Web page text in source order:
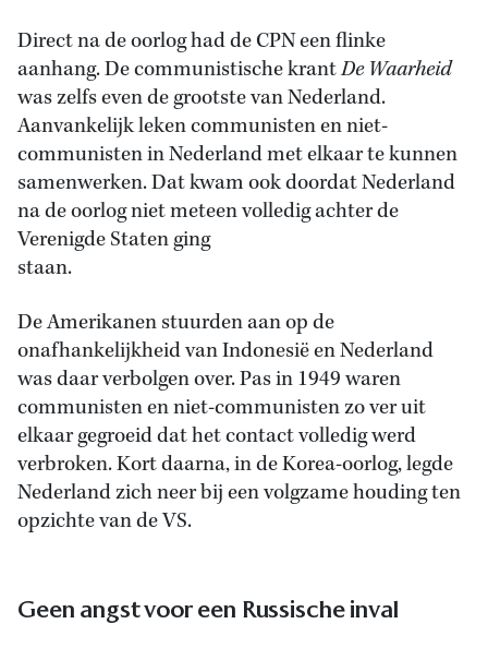
Direct na de oorlog had de CPN een flinke
aanhang. De communistische krantDe Waarheid
was zelfs even de grootste van Nederland.
Aanvankelijk leken communisten en niet-
communisten in Nederland met elkaar te kunnen
samenwerken. Dat kwam ook doordat Nederland
na de oorlog niet meteen volledig achter de
Verenigde Staten ging
staan.
De Amerikanen stuurden aan op de
onafhankelijkheid van Indonesië en Nederland
was daar verbolgen over. Pas in 1949 waren
communisten en niet-communisten zo ver uit
elkaar gegroeid dat het contact volledig werd
verbroken. Kort daarna, in de Korea-oorlog, legde
Nederland zich neer bij een volgzame houding ten
opzichte van de VS.
Geen angst voor een Russische inval